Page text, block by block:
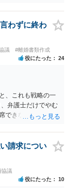
業員がおり、目撃
は、裁判の追行
就業先の従業員に
、仮に訴訟におい
を任意に支払わな
を図ることができ
、裁判所から被告
たことを事後的に
の提出というの
いせつを行ったこ
きません。
わずに終わ
議 #離婚書類作成
役にたった 24
、これも戦略の一
弁護士だけでやむ
できない理由がな
ません。
請求につい
協議
役にたった 10